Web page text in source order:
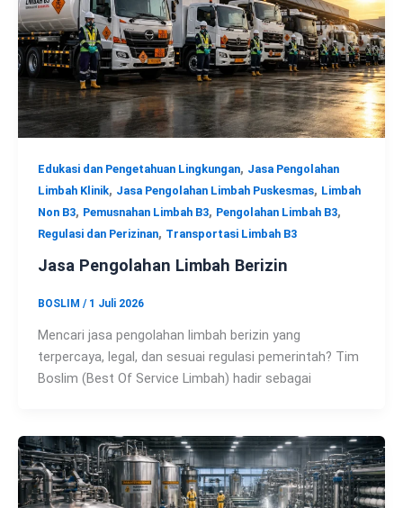
Edukasi dan Pengetahuan Lingkungan, Jasa Pengolahan
Limbah Klinik, Jasa Pengolahan Limbah Puskesmas, Limbah
Non B3, Pemusnahan Limbah B3, Pengolahan Limbah B3,
Regulasi dan Perizinan, Transportasi Limbah B3
Jasa Pengolahan Limbah Berizin
BOSLIM / 1 Juli 2026
Mencari jasa pengolahan limbah berizin yang
terpercaya, legal, dan sesuai regulasi pemerintah? Tim
Boslim (Best Of Service Limbah) hadir sebagai